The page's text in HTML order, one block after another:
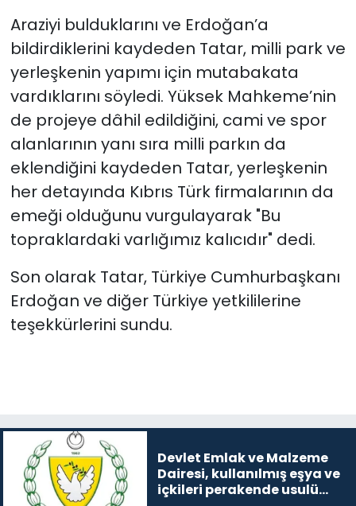
Araziyi bulduklarını ve Erdoğan’a
bildirdiklerini kaydeden Tatar, milli park ve
yerleşkenin yapımı için mutabakata
vardıklarını söyledi. Yüksek Mahkeme’nin
de projeye dâhil edildiğini, cami ve spor
alanlarının yanı sıra milli parkın da
eklendiğini kaydeden Tatar, yerleşkenin
her detayında Kıbrıs Türk firmalarının da
emeği olduğunu vurgulayarak "Bu
topraklardaki varlığımız kalıcıdır" dedi.
Son olarak Tatar, Türkiye Cumhurbaşkanı
Erdoğan ve diğer Türkiye yetkililerine
teşekkürlerini sundu.
Devlet Emlak ve Malzeme
Dairesi, kullanılmış eşya ve
içkileri perakende usulü